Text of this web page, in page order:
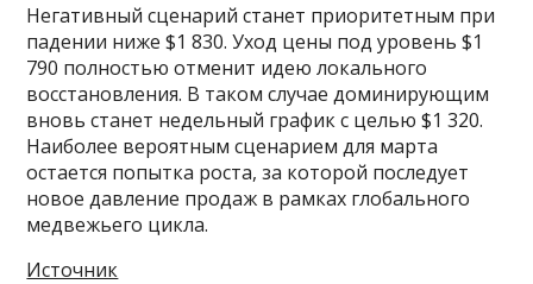
Негативный сценарий станет приоритетным при
падении ниже $1 830. Уход цены под уровень $1
790 полностью отменит идею локального
восстановления. В таком случае доминирующим
вновь станет недельный график с целью $1 320.
Наиболее вероятным сценарием для марта
остается попытка роста, за которой последует
новое давление продаж в рамках глобального
медвежьего цикла.
Источник